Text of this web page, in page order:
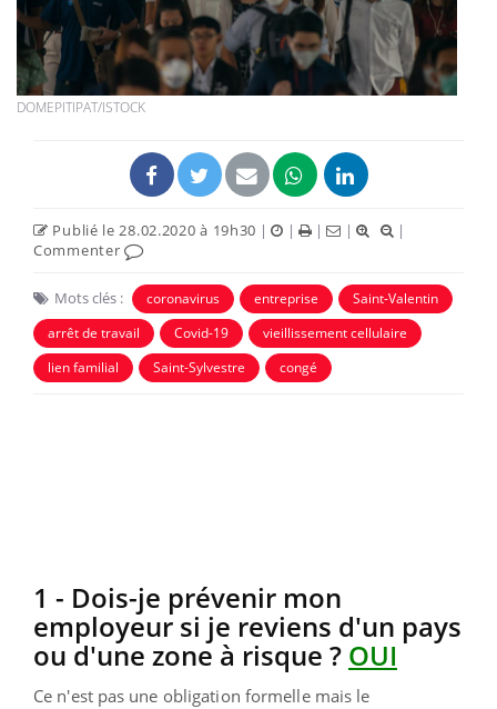
DOMEPITIPAT/ISTOCK
Publié le 28.02.2020 à 19h30 | | | |
|
Commenter
Mots clés : coronavirus entreprise
Saint-Valentin
arrêt de travail
Covid-19
vieillissement cellulaire
lien familial
Saint-Sylvestre congé
1 - Dois-je prévenir mon
employeur si je reviens d'un pays
ou d'une zone à risque ? OUI
Ce n'est pas une obligation formelle mais le